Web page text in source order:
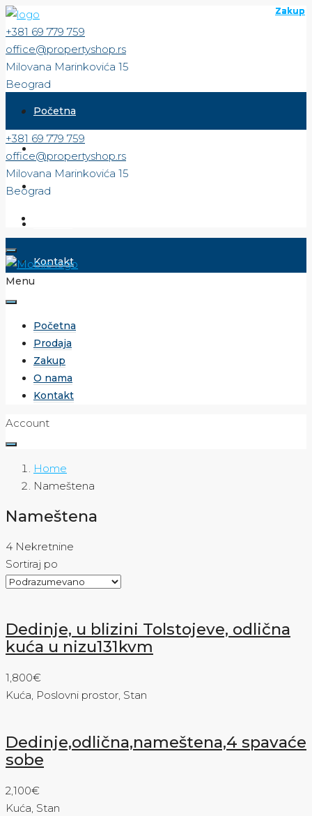
+381 69 779 759
office@propertyshop.rs
Milovana Marinkovića 15
Beograd
Početna
Zakup
Kontakt
+381 69 779 759
office@propertyshop.rs
Milovana Marinkovića 15
Beograd
Menu
Početna
Prodaja
Zakup
O nama
Kontakt
Account
Home
Nameštena
Nameštena
4 Nekretnine
Sortiraj po
Zakup
Dedinje, u blizini Tolstojeve, odlična
kuća u nizu131kvm
1,800€
Kuća, Poslovni prostor, Stan
Zakup
Dedinje,odlična,nameštena,4 spavaće
sobe
2,100€
Kuća, Stan
Zakup
Zakup